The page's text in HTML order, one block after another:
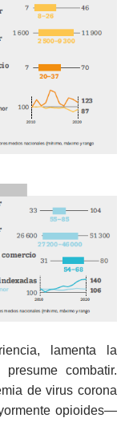
lamenta la
combatir.
de virus corona
opioides—